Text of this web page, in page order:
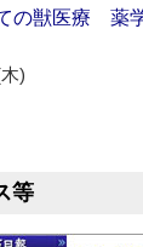
の獣医療 薬
)
等